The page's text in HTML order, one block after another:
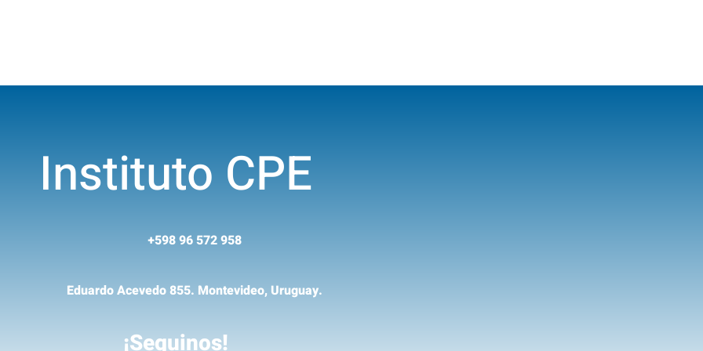
Instituto CPE
+598 96 572 958
Eduardo Acevedo 855. Montevideo, Uruguay.
¡Seguinos!